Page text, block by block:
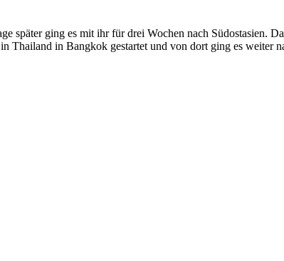
ging es mit ihr für drei Wochen nach Südostasien.
Thailand in Bangkok gestartet und von dort ging es